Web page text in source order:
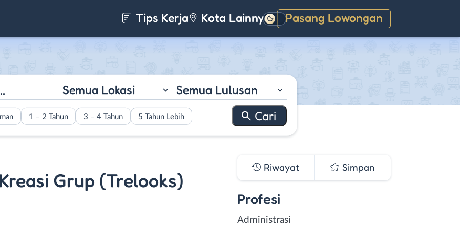
Tips Kerja Kota Lainnya Pasang Lowongan
Gelap
Semua Lokasi Semua Lulusan
1 – 2 Tahun 3 – 4 Tahun 5 Tahun Lebih
Grup (Trelooks)
Riwayat Simpan
Profesi
Administrasi